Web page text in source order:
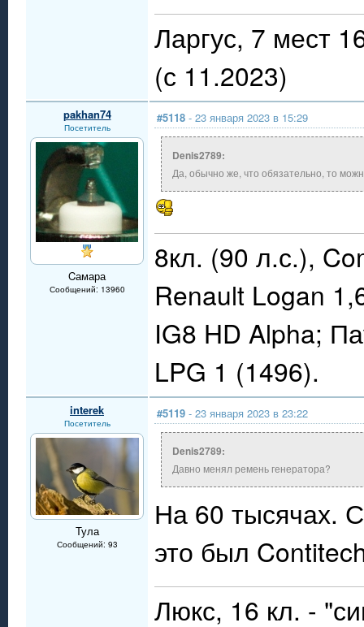
Ларгус, 7 мест
(с 11.2023)
pakhan74
Посетитель
Cамара
Сообщений: 13960
#5118 - 23 января 2023 в 15:29
Denis2789:
Да, обычно же, что обязательно, то
8кл. (90 л.с.),
Renault Logan
IG8 HD Alpha;
LPG 1 (1496).
interek
Посетитель
Тула
Сообщений: 93
#5119 - 23 января 2023 в 23:22
Denis2789:
Давно менял ремень генератора?
На 60 тысячах.
это был
Люкс, 16 кл. -